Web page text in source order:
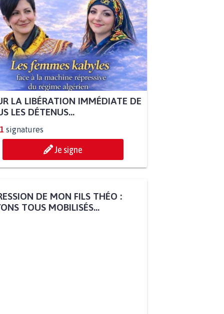
LA LIBÉRATION IMMÉDIATE DE
LES DÉTENUS...
signatures
Je signe